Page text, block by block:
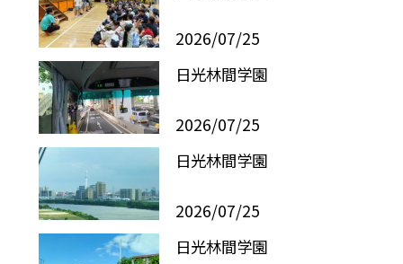
2026/07/25
日光林間学園
2026/07/25
日光林間学園
2026/07/25
日光林間学園